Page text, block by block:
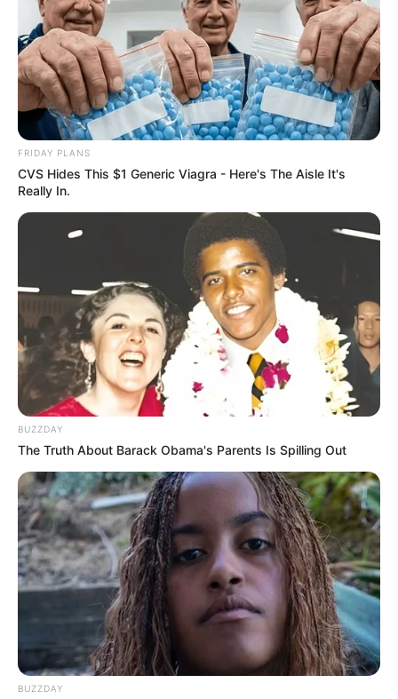
Decor Fácil
4. Orquídea
As orquídeas deixam o ambiente mais elegante.
Decor Fácil
5. Lírio da paz
Essa planta cai super bem em ambientes mais
cleans.
FRIDAY PLANS
CVS Hides This $1 Generic Viagra - Here's The Aisle It's
Really In.
BUZZDAY
The Truth About Barack Obama's Parents Is Spilling Out
BUZZDAY